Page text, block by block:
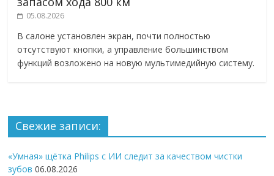
05.08.2026
В салоне установлен экран, почти полностью
отсутствуют кнопки, а управление большинством
функций возложено на новую мультимедийную систему.
Свежие записи:
«Умная» щётка Philips с ИИ следит за качеством чистки
зубов 06.08.2026